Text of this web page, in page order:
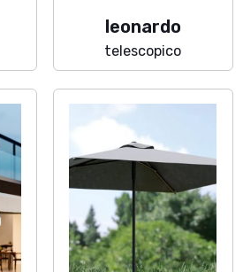
leonardo
telescopico